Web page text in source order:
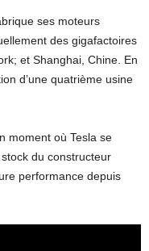
ses moteurs
des gigafactoires
et Shanghai, Chine. En
d’une quatrième usine
moment où Tesla se
du constructeur
performance depuis